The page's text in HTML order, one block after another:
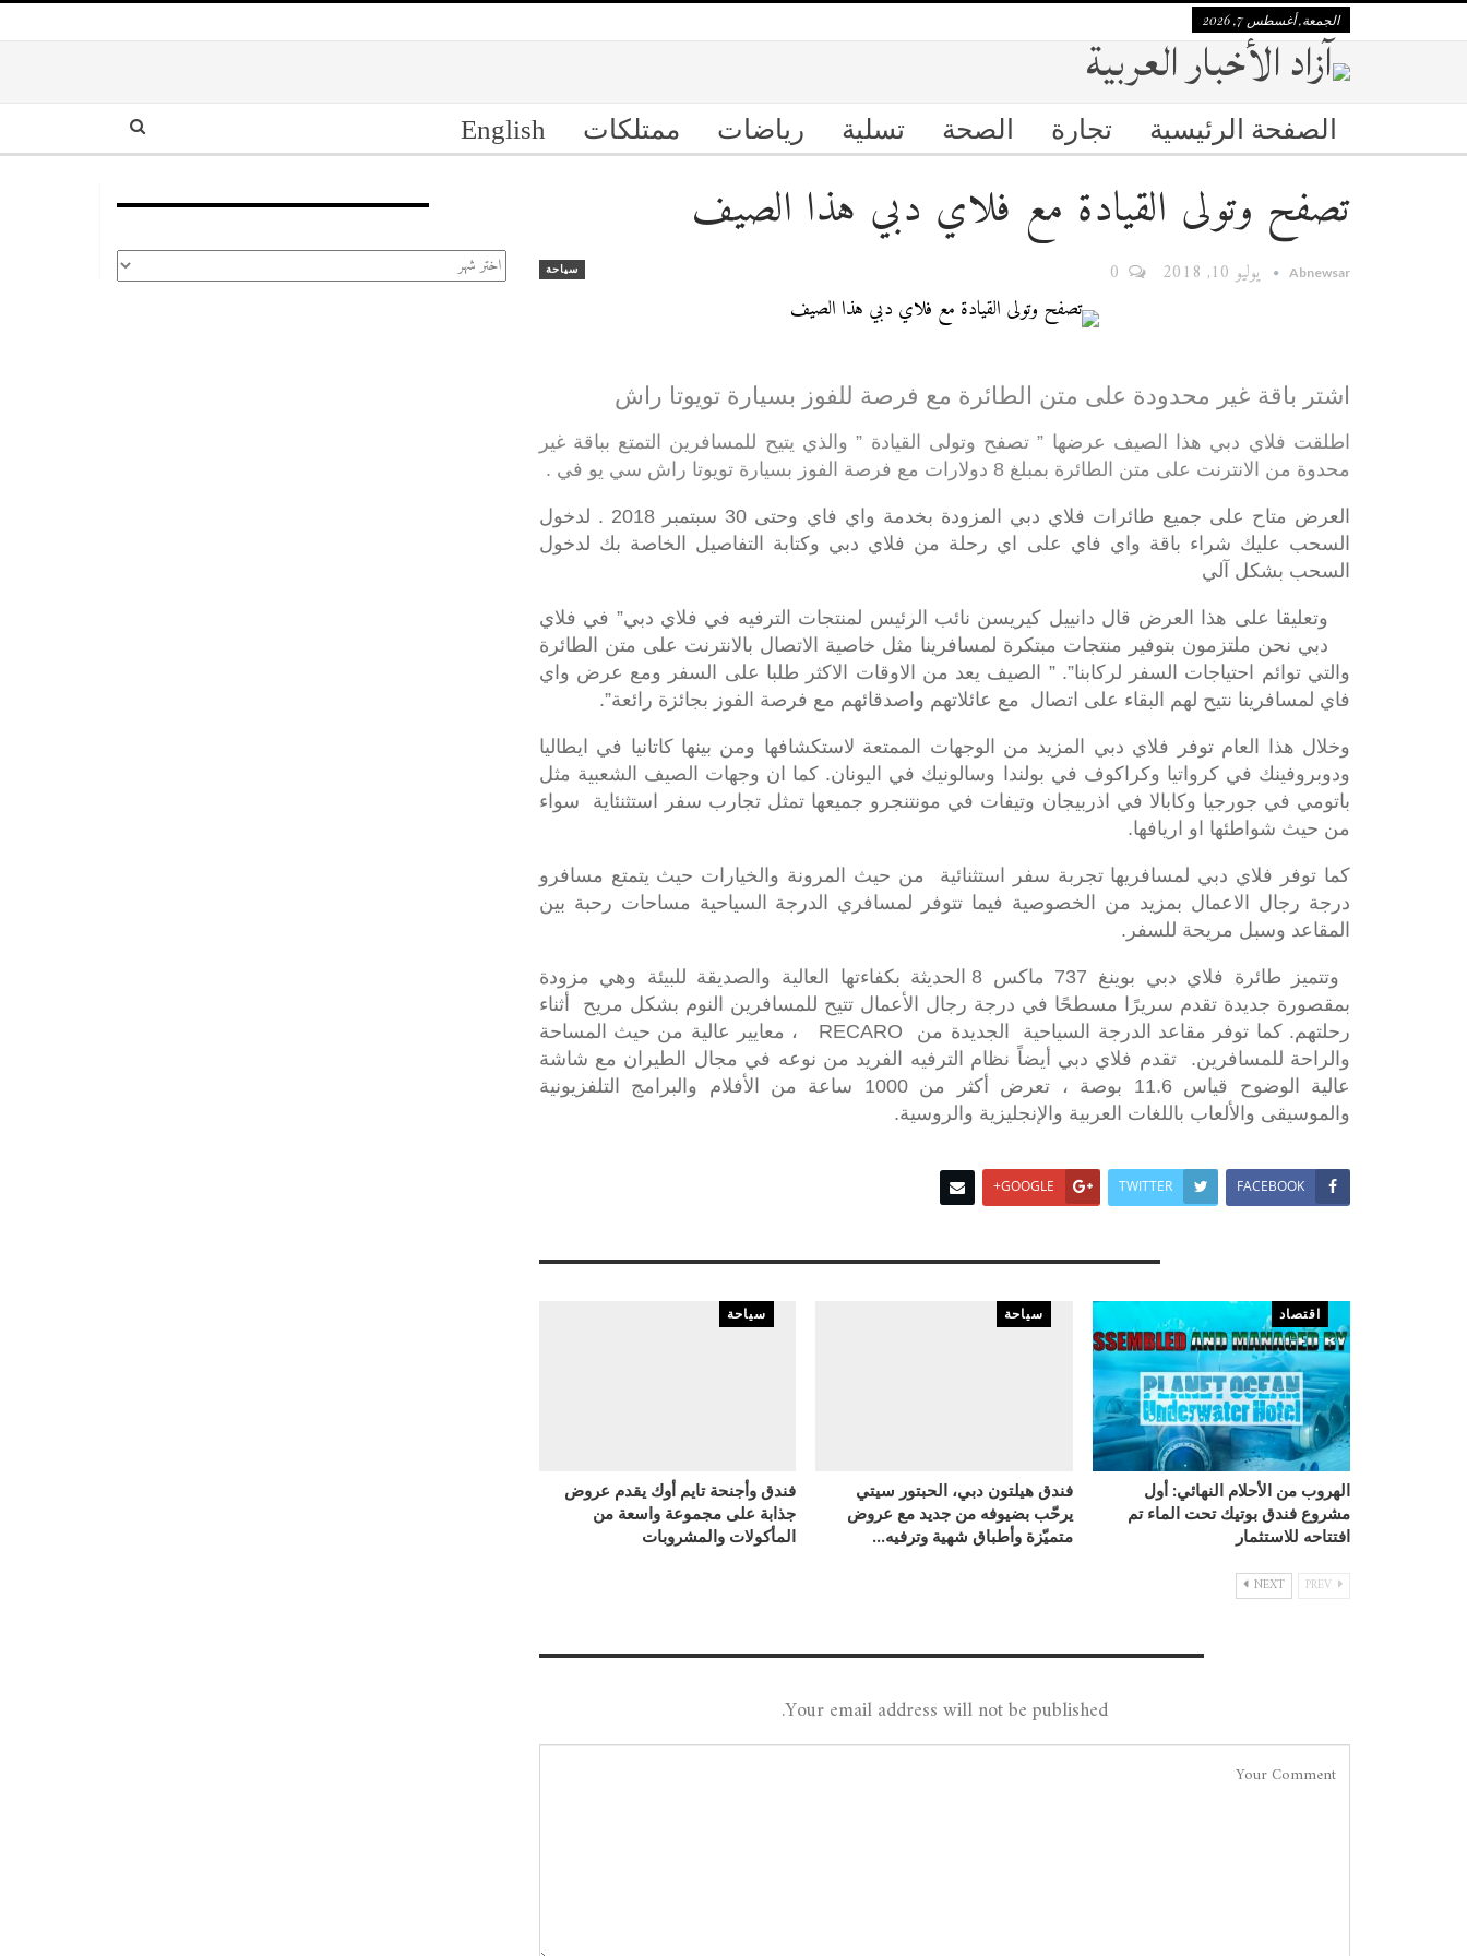
الجمعة, أغسطس 7, 2026
الصفحة الرئيسية تجارة الصحة تسلية رياضات ممتلكات English
تصفح وتولى القيادة مع فلاي دبي هذا الصيف
سياحة Abnewsar يوليو 10, 2018
اشتر باقة غير محدودة على متن الطائرة مع فرصة للفوز بسيارة تويوتا راش
اطلقت فلاي دبي هذا الصيف عرضها ” تصفح وتولى القيادة ” والذي يتيح للمسافرين التمتع بباقة غير
محدوة من الانترنت على متن الطائرة بمبلغ 8 دولارات مع فرصة الفوز بسيارة تويوتا راش سي يو في .
العرض متاح على جميع طائرات فلاي دبي المزودة بخدمة واي فاي وحتى 30 سبتمبر 2018 . لدخول
السحب عليك شراء باقة واي فاي على اي رحلة من فلاي دبي وكتابة التفاصيل الخاصة بك لدخول
السحب بشكل آلي
وتعليقا على هذا العرض قال دانييل كيريسن نائب الرئيس لمنتجات الترفيه في فلاي دبي” في فلاي
دبي نحن ملتزمون بتوفير منتجات مبتكرة لمسافرينا مثل خاصية الاتصال بالانترنت على متن الطائرة
والتي توائم احتياجات السفر لركابنا”. ” الصيف يعد من الاوقات الاكثر طلبا على السفر ومع عرض واي
فاي لمسافرينا نتيح لهم البقاء على اتصال مع عائلاتهم واصدقائهم مع فرصة الفوز بجائزة رائعة”.
وخلال هذا العام توفر فلاي دبي المزيد من الوجهات الممتعة لاستكشافها ومن بينها كاتانيا في ايطاليا
ودوبروفينك في كرواتيا وكراكوف في بولندا وسالونيك في اليونان. كما ان وجهات الصيف الشعبية مثل
باتومي في جورجيا وكابالا في اذربيجان وتيفات في مونتنجرو جميعها تمثل تجارب سفر استثنئاية سواء
من حيث شواطئها او اريافها.
كما توفر فلاي دبي لمسافريها تجربة سفر استثنائية من حيث المرونة والخيارات حيث يتمتع مسافرو
درجة رجال الاعمال بمزيد من الخصوصية فيما تتوفر لمسافري الدرجة السياحية مساحات رحبة بين
المقاعد وسبل مريحة للسفر.
وتتميز طائرة فلاي دبي بوينغ 737 ماكس 8 الحديثة بكفاءتها العالية والصديقة للبيئة وهي مزودة
بمقصورة جديدة تقدم سريرًا مسطحًا في درجة رجال الأعمال تتيح للمسافرين النوم بشكل مريح أثناء
رحلتهم. كما توفر مقاعد الدرجة السياحية الجديدة من RECARO ، معايير عالية من حيث المساحة
والراحة للمسافرين. تقدم فلاي دبي أيضاً نظام الترفيه الفريد من نوعه في مجال الطيران مع شاشة
عالية الوضوح قياس 11.6 بوصة ، تعرض أكثر من 1000 ساعة من الأفلام والبرامج التلفزيونية
والموسيقى والألعاب باللغات العربية والإنجليزية والروسية.
FACEBOOK
TWITTER
GOOGLE+
اقتصاد
الهروب من الأحلام النهائي: أول
مشروع فندق بوتيك تحت الماء تم
افتتاحه للاستثمار
سياحة
فندق هيلتون دبي، الحبتور سيتي
يرحّب بضيوفه من جديد مع عروض
متميّزة وأطباق شهية وترفيه…
سياحة
فندق وأجنحة تايم أوك يقدم عروض
جذابة على مجموعة واسعة من
المأكولات والمشروبات
NEXT
Your email address will not be published.
الأرشيف